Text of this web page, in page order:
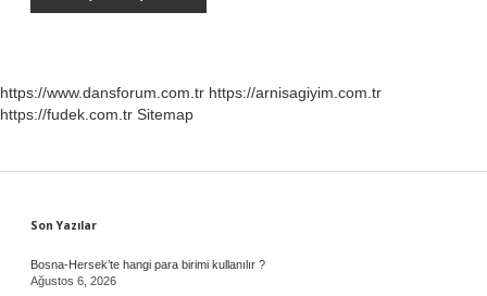
https://www.dansforum.com.tr https://arnisagiyim.com.tr
https://fudek.com.tr Sitemap
Sidebar
Son Yazılar
Bosna-Hersek’te hangi para birimi kullanılır ?
Ağustos 6, 2026